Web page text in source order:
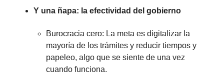
Y una ñapa: la efectividad del gobierno
Burocracia cero: La meta es digitalizar la
mayoría de los trámites y reducir tiempos y
papeleo, algo que se siente de una vez
cuando funciona.